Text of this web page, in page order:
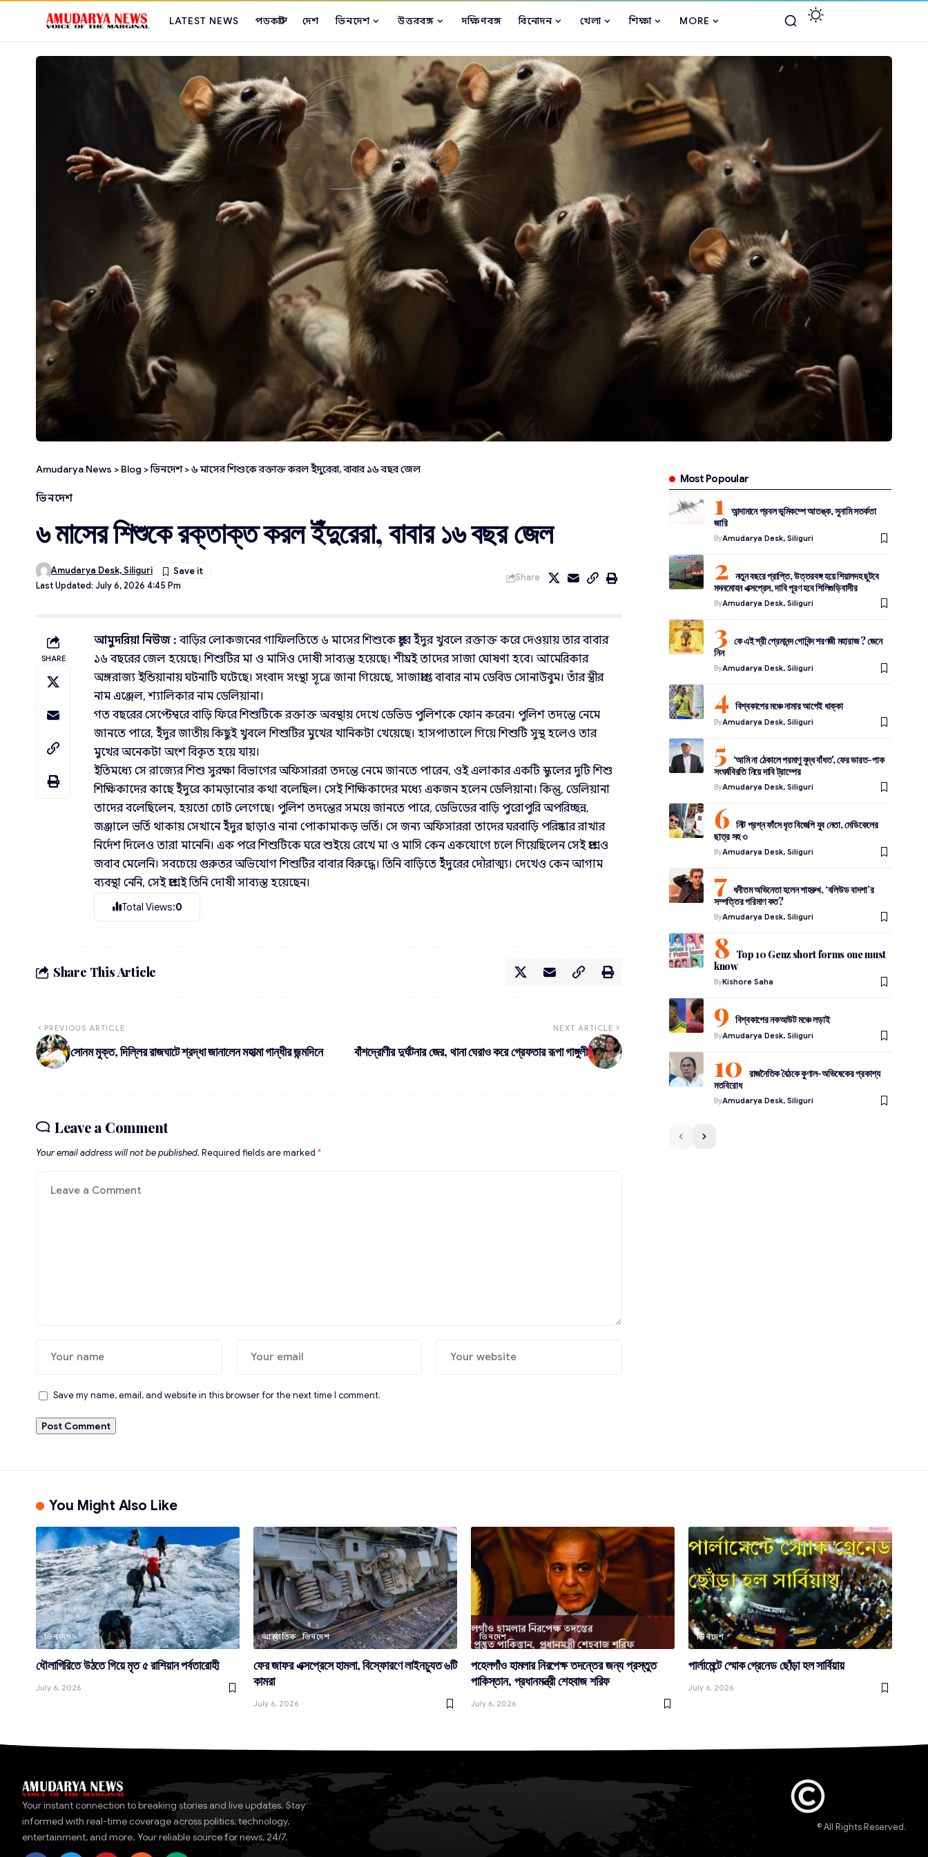
LATEST NEWS পডকাস্ট দেশ ভিনদেশ উত্তরবঙ্গ দক্ষিণবঙ্গ বিনোদন খেলা শিক্ষা MORE
Amudarya News > Blog >ভিনদেশ>৬ মাসের শিশুকে রক্তাক্ত করল ইঁদুরেরা, বাবার ১৬ বছর জেল
ভিনদেশ
৬ মাসের শিশুকে রক্তাক্ত করল ইঁদুরেরা, বাবার ১৬ বছর জেল
Last Updated: July 6, 2026 4:45 Pm
Amudarya Desk, Siliguri
Share
SHARE
আমুদরিয়া নিউজ : বাড়ির লোকজনের গাফিলতিতে ৬ মাসের শিশুকে প্রচুর ইঁদুর খুবলে রক্তাক্ত করে দেওয়ায় তার বাবার
১৬ বছরের জেল হয়েছে। শিশুটির মা ও মাসিও দোষী সাব্যস্ত হয়েছে। শীঘ্রই তাদের সাজা ঘোষণা হবে। আমেরিকার
অঙ্গরাজ্য ইন্ডিয়ানায় ঘটনাটি ঘটেছে। সংবাদ সংস্থা সূত্রে জানা গিয়েছে, সাজাপ্রাপ্ত বাবার নাম ডেবিড সোনাউবুম। তাঁর স্ত্রীর
নাম এঞ্জেল, শ্যালিকার নাম ডেলিয়ানা।
গত বছরের সেপ্টেম্বরে বাড়ি ফিরে শিশুটিকে রক্তাক্ত অবস্থায় দেখে ডেভিড পুলিশকে ফোন করেন। পুলিশ তদন্তে নেমে
জানতে পারে, ইঁদুর জাতীয় কিছুই খুবলে শিশুটির মুখের খানিকটা খেয়েছে। হাসপাতালে গিয়ে শিশুটি সুস্থ হলেও তার
মুখের অনেকটা অংশ বিকৃত হয়ে যায়।
ইতিমধ্যে সে রাজ্যের শিশু সুরক্ষা বিভাগের অফিসাররা তদন্তে নেমে জানতে পারেন, ওই এলাকার একটি স্কুলের দুটি শিশু
শিক্ষিকাদের কাছে ইঁদুরে কামড়ানোর কথা বলেছিল। সেই শিক্ষিকাদের মধ্যে একজন হলেন ডেলিয়ানা। কিন্তু, ডেলিয়ানা
তাদের বলেছিলেন, হয়তো চোট লেগেছে। পুলিশ তদন্তের সময়ে জানতে পারে, ডেভিডের বাড়ি পুরোপুরি অপরিচ্ছন্ন,
জঞ্জালে ভর্তি থাকায় সেখানে ইঁদুর ছাড়াও নানা পোকামাকড় ভর্তি। সে জন্য অফিসাররা তাদের ঘরবাড়ি পরিষ্কার রাখার
নির্দেশ দিলেও তারা মানেনি। এক পরে শিশুটিকে ঘরে শুইয়ে রেখে মা ও মাসি কেন একযোগে চলে গিয়েছিলেন সেই প্রশ্নেও
জবাব মেলেনি। সবচেয়ে গুরুতর অভিযোগ শিশুটির বাবার বিরুদ্ধে। তিনি বাড়িতে ইঁদুরের দৌরাত্ম্য। দেখেও কেন আগাম
ব্যবস্থা নেনি, সেই প্রশ্নেই তিনি দোষী সাব্যস্ত হয়েছেন।
Total Views:0
Share This Article
PREVIOUS ARTICLE
সোনম মুক্ত, দিল্লির রাজঘাটে শ্রদ্ধা জানালেন মহাত্মা গান্ধীর জন্মদিনে
NEXT ARTICLE
বাঁশদ্রোণীর দুর্ঘটনার জের, থানা ঘেরাও করে গ্রেফতার রূপা গাঙ্গুলী
Leave a Comment
Your email address will not be published. Required fields are marked *
Save my name, email, and website in this browser for the next time I comment.
Most Popoular
আন্দামানে প্রবল ভূমিকম্পে আতঙ্ক, সুনামি সতর্কতা
জারি
ByAmudarya Desk, Siliguri
নতুন বছরে প্রাপ্তি, উত্তরবঙ্গ হয়ে শিয়ালদহ ছুটবে
মদনমোহন এক্সপ্রেস, দাবি পূরণ হবে শিলিগুড়িবাসীর
ByAmudarya Desk, Siliguri
কে এই শ্রী প্রেমানন্দ গোবিন্দ শরণজী মহারাজ ? জেনে
নিন
ByAmudarya Desk, Siliguri
বিশ্বকাপের মঞ্চে নামার আগেই ধাক্কা
ByAmudarya Desk, Siliguri
‘আমি না ঠেকালে পরমাণু যুদ্ধ বাঁধত’, ফের ভারত-পাক
সংঘর্ষবিরতি নিয়ে দাবি ট্রাম্পের
ByAmudarya Desk, Siliguri
নিট প্রশ্ন ফাঁসে ধৃত বিজেপি যুব নেতা, মেডিকেলের
ছাত্র সহ ৩
ByAmudarya Desk, Siliguri
ধনীতম অভিনেতা হলেন শাহরুখ, ‘বলিউড বাদশা’র
সম্পত্তির পরিমাণ কত?
ByAmudarya Desk, Siliguri
Top 10 Genz short forms one must
know
ByKishore Saha
বিশ্বকাপের নকআউট মঞ্চে লড়াই
ByAmudarya Desk, Siliguri
রাজনৈতিক বৈঠকে কুণাল-অভিষেকের প্রকাশ্য
মতবিরোধ
ByAmudarya Desk, Siliguri
You Might Also Like
ভিনদেশ
ধৌলাগিরিতে উঠতে গিয়ে মৃত ৫ রাশিয়ান পর্বতারোহী
July 6, 2026
আন্তর্জাতিক ভিনদেশ
ফের জাফর এক্সপ্রেসে হামলা, বিস্ফোরণে লাইনচ্যুত ৬টি
কামরা
July 6, 2026
ভিনদেশ
পহেলগাঁও হামলার নিরপেক্ষ তদন্তের জন্য প্রস্তুত
পাকিস্তান, প্রধানমন্ত্রী শেহবাজ শরিফ
July 6, 2026
ভিনদেশ
পার্লামেন্টে স্মোক গ্রেনেড ছোঁড়া হল সার্বিয়ায়
July 6, 2026
Your instant connection to breaking stories and live updates. Stay
informed with real-time coverage across politics, technology,
entertainment, and more. Your reliable source for news, 24/7.
© All Rights Reserved.